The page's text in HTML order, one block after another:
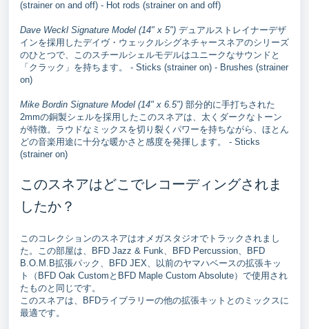
(strainer on and off) - Hot rods (strainer on and off)
Dave Weckl Signature Model (14" x 5") デュアルストレイナーデザ
インを採用したデイヴ・ウェックルシグネチャースネアのシリーズ
のひとつで、このスチールシェルモデルはユニークなサウンドと
「クラック」を持ちます。 - Sticks (strainer on) - Brushes (strainer
on)
Mike Bordin Signature Model (14" x 6.5") 部分的に手打ちされた
2mmの銅製シェルを採用したこのスネアは、太くダークなトーン
が特徴。ラウドなミックスを切り裂くパワーを持ちながら、ほとん
どの音楽用途に十分な暖かさと感度を発揮します。 - Sticks
(strainer on)
このスネアはどこでレコーディングされま
したか？
このコレクションのスネアはオメガスタジオでトラックされまし
た。この部屋は、BFD Jazz & Funk、BFD Percussion、BFD
B.O.M.B拡張パック、BFD JEX、以前のヤマハベースの拡張キッ
ト（BFD Oak CustomとBFD Maple Custom Absolute）で使用され
たものと同じです。
このスネアは、BFDライブラリーの他の拡張キットとのミックスに
最適です。